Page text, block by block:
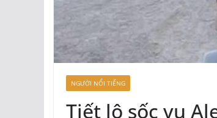
NGƯỜI NỔI TIẾNG
Tiết lộ sốc vụ